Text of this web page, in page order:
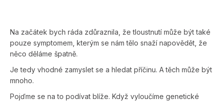
Na začátek bych ráda zdůraznila, že tloustnutí může být také
pouze symptomem, kterým se nám tělo snaží napovědět, že
něco děláme špatně.
Je tedy vhodné zamyslet se a hledat příčinu. A těch může být
mnoho.
Pojďme se na to podívat blíže. Když vyloučíme genetické